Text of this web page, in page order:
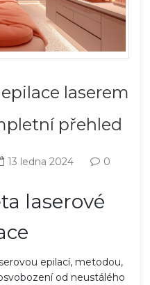
laserem
přehled
13 ledna 2024 0
laserové
epilací, metodou,
od neustálého